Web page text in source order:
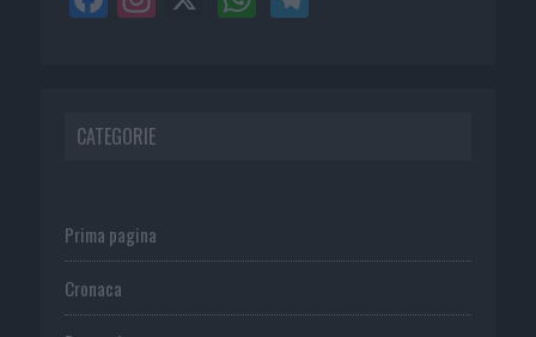
CATEGORIE
Prima pagina
Cronaca